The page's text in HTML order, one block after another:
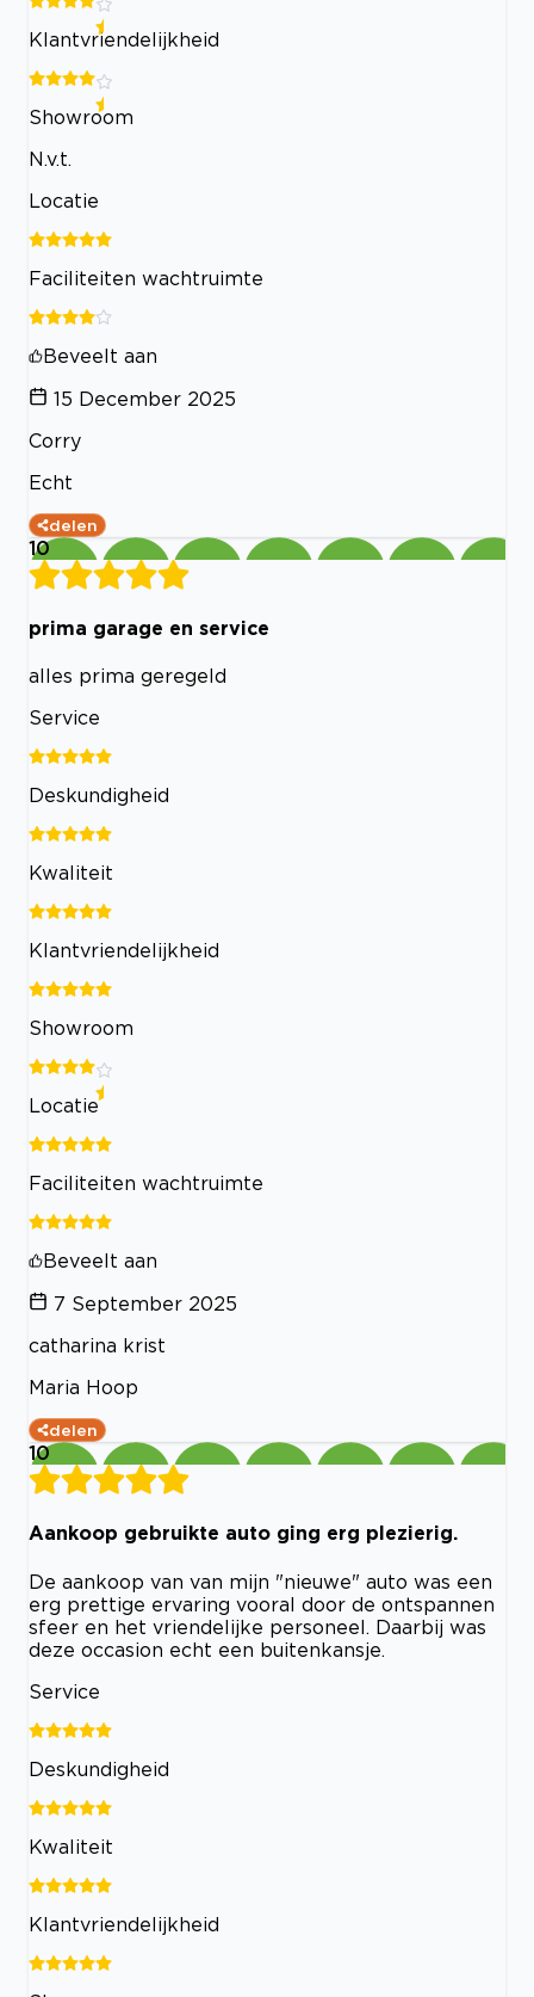
Klantvriendelijkheid
Showroom
N.v.t.
Locatie
Faciliteiten wachtruimte
Beveelt aan
15 December 2025
Corry
Echt
delen
10
prima garage en service
alles prima geregeld
Service
Deskundigheid
Kwaliteit
Klantvriendelijkheid
Showroom
Locatie
Faciliteiten wachtruimte
Beveelt aan
7 September 2025
catharina krist
Maria Hoop
delen
10
Aankoop gebruikte auto ging erg plezierig.
De aankoop van van mijn "nieuwe" auto was een
erg prettige ervaring vooral door de ontspannen
sfeer en het vriendelijke personeel. Daarbij was
deze occasion echt een buitenkansje.
Service
Deskundigheid
Kwaliteit
Klantvriendelijkheid